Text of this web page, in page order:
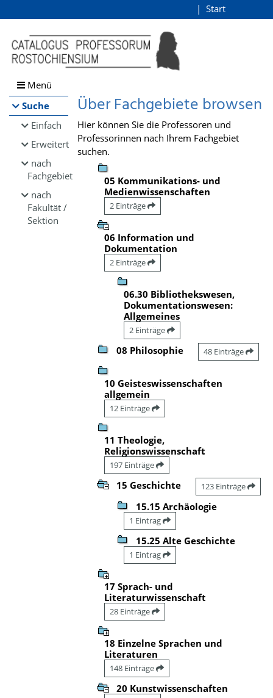
Browsen
direkt zum Inhalt
Start
Menü
Suche
Einfach
Erweitert
nach
Fachgebiet
nach
Fakultät /
Sektion
Über Fachgebiete browsen
Hier können Sie die Professoren und
Professorinnen nach Ihrem Fachgebiet
suchen.
05 Kommunikations- und
Medienwissenschaften
2 Einträge
06 Information und
Dokumentation
2 Einträge
06.30 Bibliothekswesen,
Dokumentationswesen:
Allgemeines
2 Einträge
08 Philosophie 48 Einträge
10 Geisteswissenschaften
allgemein
12 Einträge
11 Theologie,
Religionswissenschaft
197 Einträge
15 Geschichte 123 Einträge
15.15 Archäologie
1 Eintrag
15.25 Alte Geschichte
1 Eintrag
17 Sprach- und
Literaturwissenschaft
28 Einträge
18 Einzelne Sprachen und
Literaturen
148 Einträge
20 Kunstwissenschaften